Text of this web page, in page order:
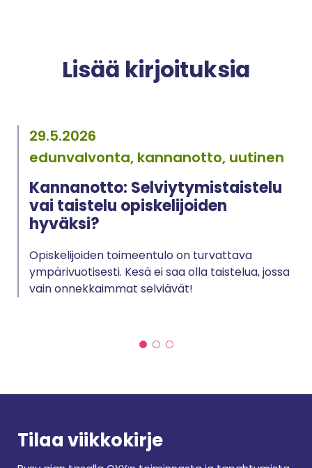
Lisää kirjoituksia
29.5.2026
edunvalvonta, kannanotto, uutinen
Kannanotto: Selviytymistaistelu
vai taistelu opiskelijoiden
hyväksi?
Opiskelijoiden toimeentulo on turvattava
ympärivuotisesti. Kesä ei saa olla taistelua, jossa
vain onnekkaimmat selviävät!
Tilaa viikkokirje